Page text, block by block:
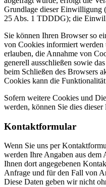
Grundlage dieser
25 Abs. 1 TDDDG); die
Sie können Ihren Browser so
von Cookies informiert
erlauben, die Annahme von
generell ausschließen sowie
beim Schließen des Browsers
Cookies kann die
Sofern weitere Cookies und
werden, können Sie dies
Kontaktformular
Wenn Sie uns per
werden Ihre Angaben aus
Ihnen dort angegebenen
Anfrage und für den Fall von
Diese Daten geben wir nicht